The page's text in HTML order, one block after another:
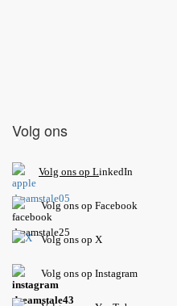
Volg ons
Volg ons op LinkedIn
Volg ons op Facebook
Volg ons op X
Volg ons op Instagram